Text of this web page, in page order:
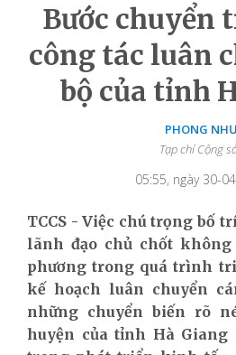
Bước chuyển
công tác luân
bộ của tỉnh
PHONG
Tạp chí Cộng
05:55, ngày 30-
TCCS - Việc chú trọng bố
lãnh đạo chủ chốt
phương trong quá trình
kế hoạch luân chuyển
những chuyển biến rõ
huyện của tỉnh Hà Giang